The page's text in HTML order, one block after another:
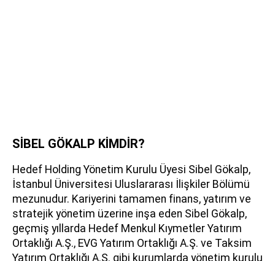
SİBEL GÖKALP KİMDİR?
Hedef Holding Yönetim Kurulu Üyesi Sibel Gökalp,
İstanbul Üniversitesi Uluslararası İlişkiler Bölümü
mezunudur. Kariyerini tamamen finans, yatırım ve
stratejik yönetim üzerine inşa eden Sibel Gökalp,
geçmiş yıllarda Hedef Menkul Kıymetler Yatırım
Ortaklığı A.Ş., EVG Yatırım Ortaklığı A.Ş. ve Taksim
Yatırım Ortaklığı A.Ş. gibi kurumlarda yönetim kurulu